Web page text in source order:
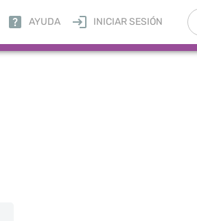
AYUDA INICIAR SESIÓN